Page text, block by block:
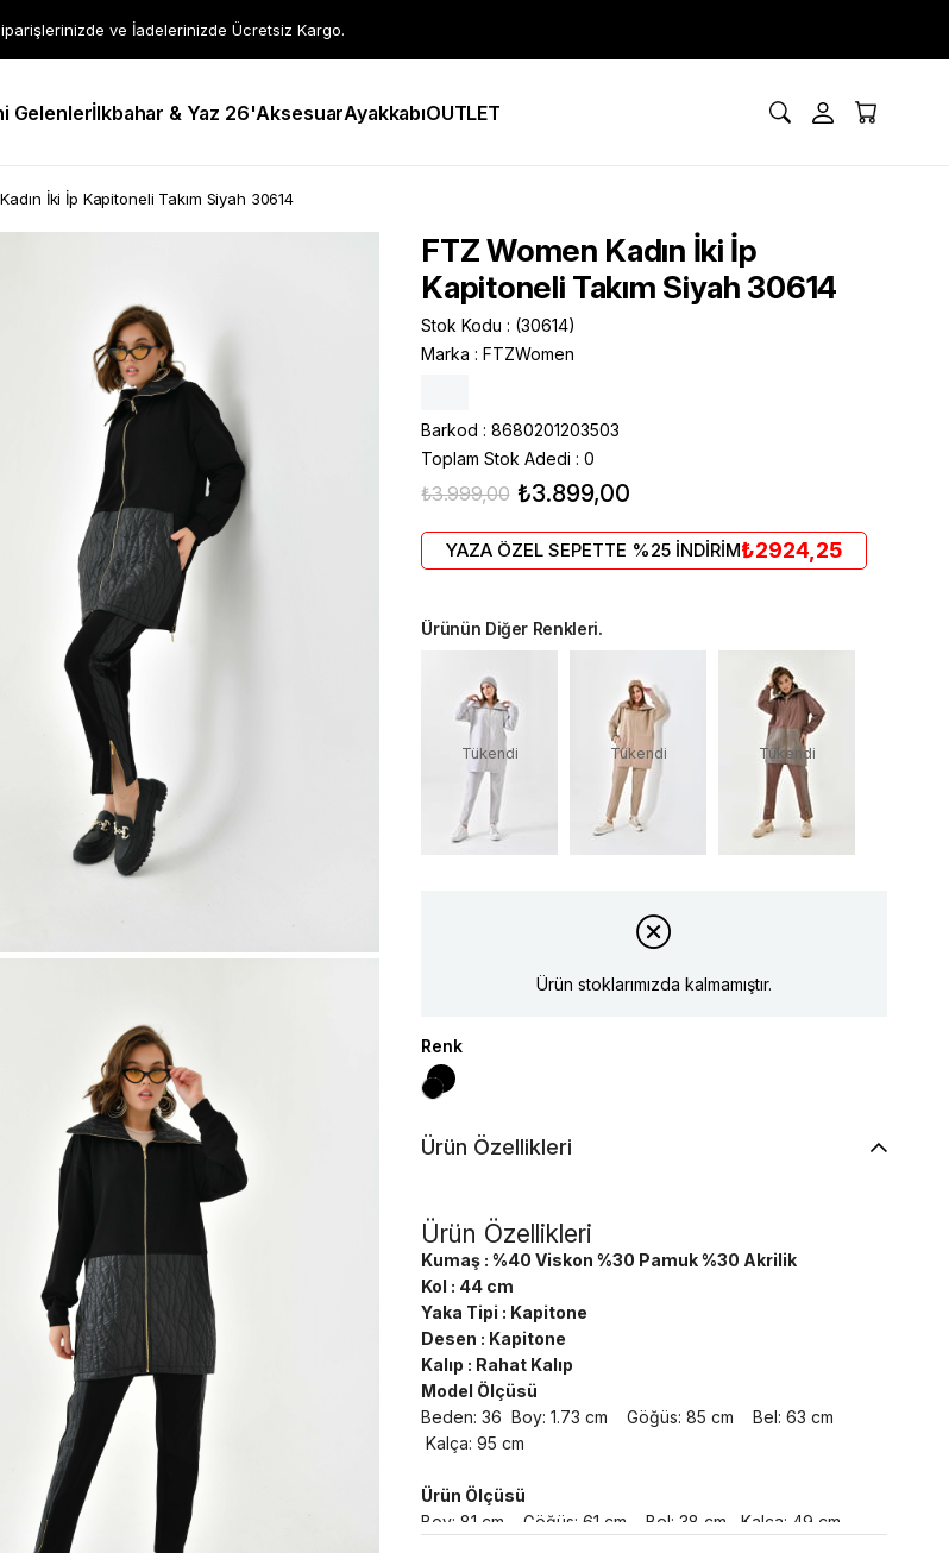
ve İadelerinizde Ücretsiz Kargo.
Gelenlerİlkbahar & Yaz 26'AksesuarAyakkabıOUTLET
İki İp Kapitoneli Takım Siyah 30614
FTZ Women Kadın İki İp
Kapitoneli Takım Siyah 30614
Stok Kodu
(30614)
Marka : FTZWomen
Barkod : 8680201203503
Toplam Stok Adedi : 0
₺3.999,00 ₺3.899,00
YAZA ÖZEL SEPETTE %25 İNDİRİM₺2924,25
Ürünün Diğer Renkleri.
Tükendi Tükendi Tükendi
Ürün stoklarımızda kalmamıştır.
Renk
Ürün Özellikleri
Ürün Özellikleri
Kumaş : %40 Viskon %30 Pamuk %30 Akrilik
Kol : 44 cm
Yaka Tipi : Kapitone
Desen : Kapitone
Kalıp : Rahat Kalıp
Model Ölçüsü
Beden: 36 Boy: 1.73 cm Göğüs: 85 cm Bel: 63 cm
Kalça: 95 cm
Ürün Ölçüsü
Boy: 81 cm Göğüs: 61 cm Bel: 38 cm Kalça: 49 cm